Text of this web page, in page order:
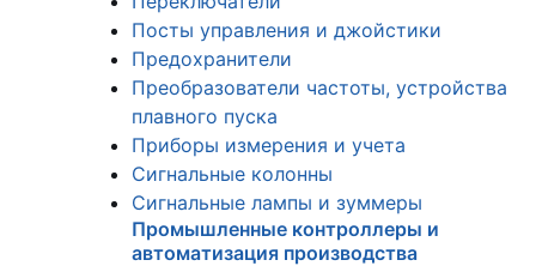
Посты управления и джойстики
Предохранители
Преобразователи частоты, устройства
плавного пуска
Приборы измерения и учета
Сигнальные колонны
Сигнальные лампы и зуммеры
Промышленные контроллеры и
автоматизация производства